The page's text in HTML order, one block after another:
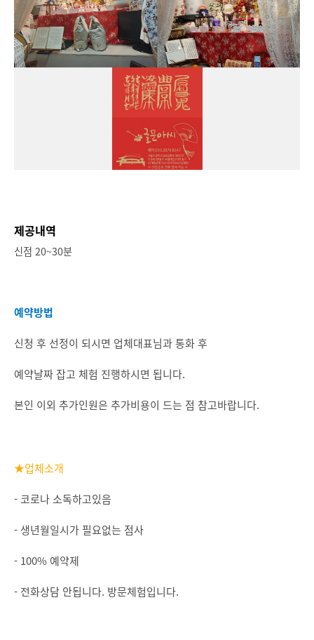
제공내역
신점 20~30분
예약방법
신청 후 선정이 되시면 업체대표님과 통화 후
예약날짜 잡고 체험 진행하시면 됩니다.
본인 이외 추가인원은 추가비용이 드는 점 참고바랍니다.
★업체소개
- 코로나 소독하고있음
- 생년월일시가 필요없는 점사
- 100% 예약제
- 전화상담 안됩니다. 방문체험입니다.